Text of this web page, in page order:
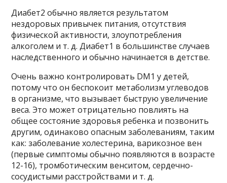
Диабет2 обычно является результатом
нездоровых привычек питания, отсутствия
физической активности, злоупотребления
алкоголем и т. д. Диабет1 в большинстве случаев
наследственного и обычно начинается в детстве.
Очень важно контролировать DM1 у детей,
потому что он беспокоит метаболизм углеводов
в организме, что вызывает быструю увеличение
веса. Это может отрицательно повлиять на
общее состояние здоровья ребенка и позвонить
другим, одинаково опасным заболеваниям, таким
как: заболевание холестерина, варикозное вен
(первые симптомы обычно появляются в возрасте
12-16), тромботическим венситом, сердечно-
сосудистыми расстройствами и т. д.